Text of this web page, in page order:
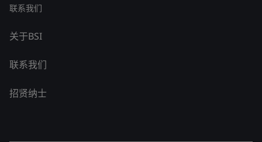
联系我们
关于BSI
联系我们
招贤纳士